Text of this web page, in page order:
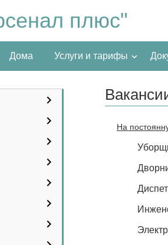
плюс"
Дома Услуги и тарифы
На